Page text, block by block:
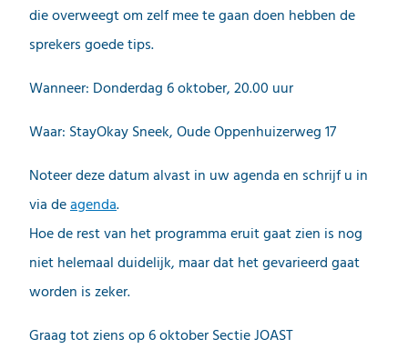
die overweegt om zelf mee te gaan doen hebben de
sprekers goede tips.
Wanneer: Donderdag 6 oktober, 20.00 uur
Waar: StayOkay Sneek, Oude Oppenhuizerweg 17
Noteer deze datum alvast in uw agenda en schrijf u in
via deagenda.
Hoe de rest van het programma eruit gaat zien is nog
niet helemaal duidelijk, maar dat het gevarieerd gaat
worden is zeker.
Graag tot ziens op 6 oktober Sectie JOAST